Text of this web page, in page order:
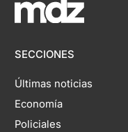
SECCIONES
Últimas noticias
Economía
Policiales